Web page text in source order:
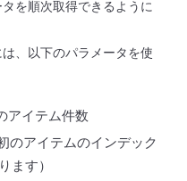
を順次取得できるように
、以下のパラメータを使
アイテム件数
のアイテムのインデック
ます）